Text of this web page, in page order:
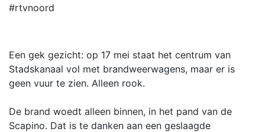
#rtvnoord
Een gek gezicht: op 17 mei staat het centrum van
Stadskanaal vol met brandweerwagens, maar er is
geen vuur te zien. Alleen rook.
De brand woedt alleen binnen, in het pand van de
Scapino. Dat is te danken aan een geslaagde